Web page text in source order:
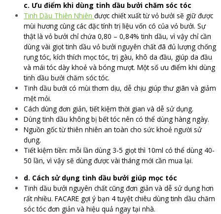
c. Ưu điểm khi dùng tinh dầu bưởi chăm sóc tóc
Tinh Dầu Thiên Nhiên được chiết xuất từ vỏ bưởi sẽ giữ được
mùi hương cùng các đặc tính trị liệu vốn có của vỏ bưởi. Sự
thật là vỏ bưởi chỉ chứa 0,80 – 0,84% tinh dầu, vì vậy chỉ cần
dùng vài giọt tinh dầu vỏ bưởi nguyên chất đã đủ lượng chống
rụng tóc, kích thích mọc tóc, trị gàu, khô da đầu, giúp da đầu
và mái tóc dày khoẻ và bóng mượt. Một số ưu điểm khi dùng
tinh dầu bưởi chăm sóc tóc.
Tinh dầu bưởi có mùi thơm dịu, dễ chịu giúp thư giãn và giảm
mệt mỏi.
Cách dùng đơn giản, tiết kiệm thời gian và dễ sử dụng.
Dùng tinh dầu không bị bết tóc nên có thể dùng hàng ngày.
Nguồn gốc từ thiên nhiên an toàn cho sức khoẻ người sử
dụng.
Tiết kiệm tiền: mỗi lần dùng 3-5 giọt thì 10ml có thể dùng 40-
50 lần, vì vậy sẽ dùng được vài tháng mới cần mua lại.
d. Cách sử dụng tinh dầu bưởi giúp mọc tóc
Tinh dầu bưởi nguyên chất cũng đơn giản và dễ sử dụng hơn
rất nhiều. FACARE gợi ý bạn 4 tuyệt chiêu dùng tinh dầu chăm
sóc tóc đơn giản và hiệu quả ngay tại nhà.